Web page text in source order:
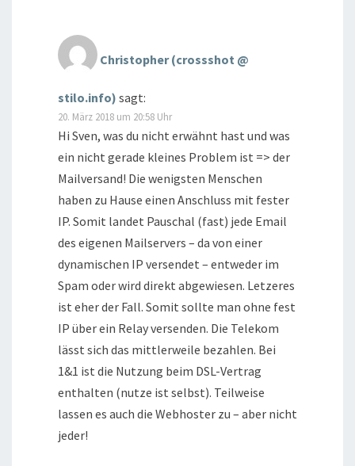
Christopher (crossshot @
stilo.info) sagt:
20. März 2018 um 20:58 Uhr
Hi Sven, was du nicht erwähnt hast und was
ein nicht gerade kleines Problem ist => der
Mailversand! Die wenigsten Menschen
haben zu Hause einen Anschluss mit fester
IP. Somit landet Pauschal (fast) jede Email
des eigenen Mailservers – da von einer
dynamischen IP versendet – entweder im
Spam oder wird direkt abgewiesen. Letzeres
ist eher der Fall. Somit sollte man ohne fest
IP über ein Relay versenden. Die Telekom
lässt sich das mittlerweile bezahlen. Bei
1&1 ist die Nutzung beim DSL-Vertrag
enthalten (nutze ist selbst). Teilweise
lassen es auch die Webhoster zu – aber nicht
jeder!